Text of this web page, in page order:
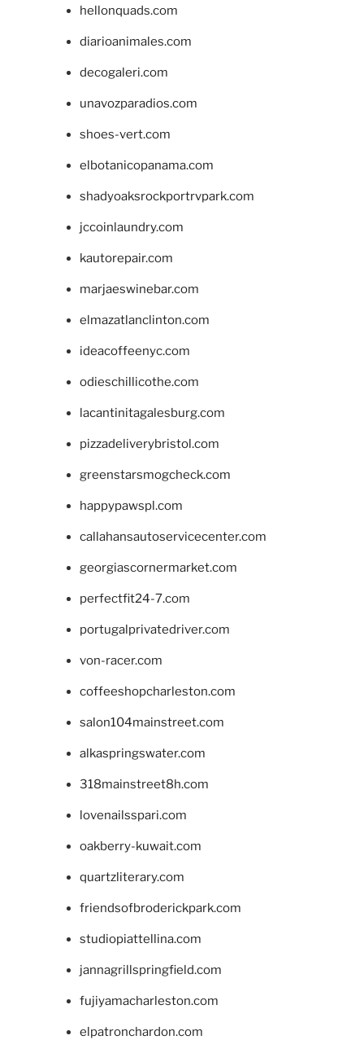
hellonquads.com
diarioanimales.com
decogaleri.com
unavozparadios.com
shoes-vert.com
elbotanicopanama.com
shadyoaksrockportrvpark.com
jccoinlaundry.com
kautorepair.com
marjaeswinebar.com
elmazatlanclinton.com
ideacoffeenyc.com
odieschillicothe.com
lacantinitagalesburg.com
pizzadeliverybristol.com
greenstarsmogcheck.com
happypawspl.com
callahansautoservicecenter.com
georgiascornermarket.com
perfectfit24-7.com
portugalprivatedriver.com
von-racer.com
coffeeshopcharleston.com
salon104mainstreet.com
alkaspringswater.com
318mainstreet8h.com
lovenailsspari.com
oakberry-kuwait.com
quartzliterary.com
friendsofbroderickpark.com
studiopiattellina.com
jannagrillspringfield.com
fujiyamacharleston.com
elpatronchardon.com